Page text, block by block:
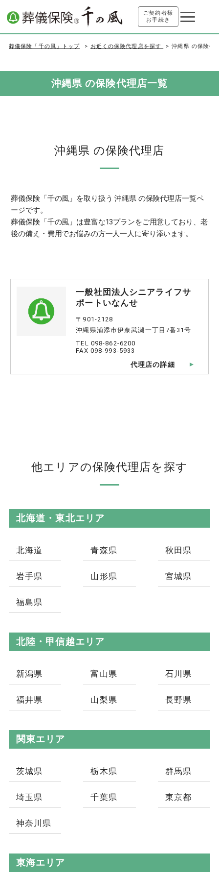
ご契約者様
お手続き
葬儀保険「千の風」トップ お近くの保険代理店を探す 沖縄県 の保険代
沖縄県 の保険代理店一覧
沖縄県 の保険代理店
葬儀保険「千の風」を取り扱う 沖縄県 の保険代理店一覧ペ
ージです。
葬儀保険「千の風」は豊富な13プランをご用意しており、老
後の備え・費用でお悩みの方一人一人に寄り添います。
一般社団法人シニアライフサ
ポートいなんせ
〒901-2128
沖縄県浦添市伊奈武瀬一丁目7番31号
TEL 098-862-6200
FAX 098-993-5933
代理店の詳細
他エリアの保険代理店を探す
北海道・東北エリア
北海道 青森県 秋田県
岩手県 山形県 宮城県
福島県
北陸・甲信越エリア
新潟県 富山県 石川県
福井県 山梨県 長野県
関東エリア
茨城県 栃木県 群馬県
埼玉県 千葉県 東京都
神奈川県
東海エリア